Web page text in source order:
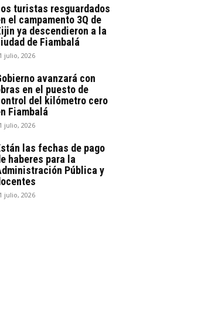
turistas resguardados
el campamento 3Q de
ya descendieron a la
de Fiambalá
julio, 2026
avanzará con
en el puesto de
del kilómetro cero
Fiambalá
julio, 2026
las fechas de pago
haberes para la
Pública y
julio, 2026